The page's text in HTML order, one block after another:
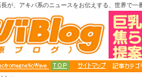
が、アキバ系のニュースをお伝えする、世界で一